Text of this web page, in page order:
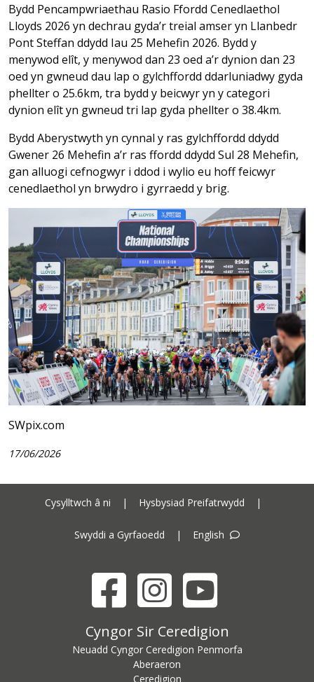
Bydd Pencampwriaethau Rasio Ffordd Cenedlaethol
Lloyds 2026 yn dechrau gyda’r treial amser yn Llanbedr
Pont Steffan ddydd Iau 25 Mehefin 2026. Bydd y
menywod elît, y menywod dan 23 oed a’r dynion dan 23
oed yn gwneud dau lap o gylchffordd ddarluniadwy gyda
phellter o 25.6km, tra bydd y beicwyr yn y categori
dynion elît yn gwneud tri lap gyda phellter o 38.4km.
Bydd Aberystwyth yn cynnal y ras gylchffordd ddydd
Gwener 26 Mehefin a’r ras ffordd ddydd Sul 28 Mehefin,
gan alluogi cefnogwyr i ddod i wylio eu hoff feicwyr
cenedlaethol yn brwydro i gyrraedd y brig.
SWpix.com
17/06/2026
Cysylltwch â ni | Hysbysiad Preifatrwydd |
Swyddi a Gyrfaoedd | English
FacebookInstagramYouTube
Cyngor Sir Ceredigion addressCyngor Sir Ceredigion
Neuadd Cyngor Ceredigion Penmorfa
Aberaeron
Ceredigion